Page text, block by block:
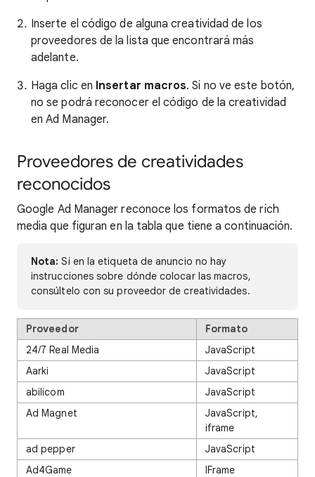
Inserte el código de alguna creatividad de los
proveedores de la lista que encontrará más
adelante.
Haga clic en Insertar macros. Si no ve este botón,
no se podrá reconocer el código de la creatividad
en Ad Manager.
Proveedores de creatividades
reconocidos
Google Ad Manager reconoce los formatos de rich
media que figuran en la tabla que tiene a continuación.
Nota: Si en la etiqueta de anuncio no hay
instrucciones sobre dónde colocar las macros,
consúltelo con su proveedor de creatividades.
Proveedor
Formato
24/7 Real Media
JavaScript
Aarki
JavaScript
abilicom
JavaScript
Ad Magnet
JavaScript,
iframe
ad pepper
JavaScript
Ad4Game
IFrame